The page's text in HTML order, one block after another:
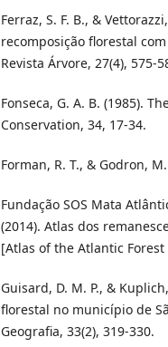
Ferraz, S. F. B., &
recomposição florestal
Revista Árvore, 27(4), 575-
Fonseca, G. A. B. (1985).
Conservation, 34, 17-34.
Forman, R. T., & Godron,
Fundação SOS Mata
(2014). Atlas dos
[Atlas of the Atlantic
Guisard, D. M. P., &
florestal no município de
Geografia, 33(2), 319-330.